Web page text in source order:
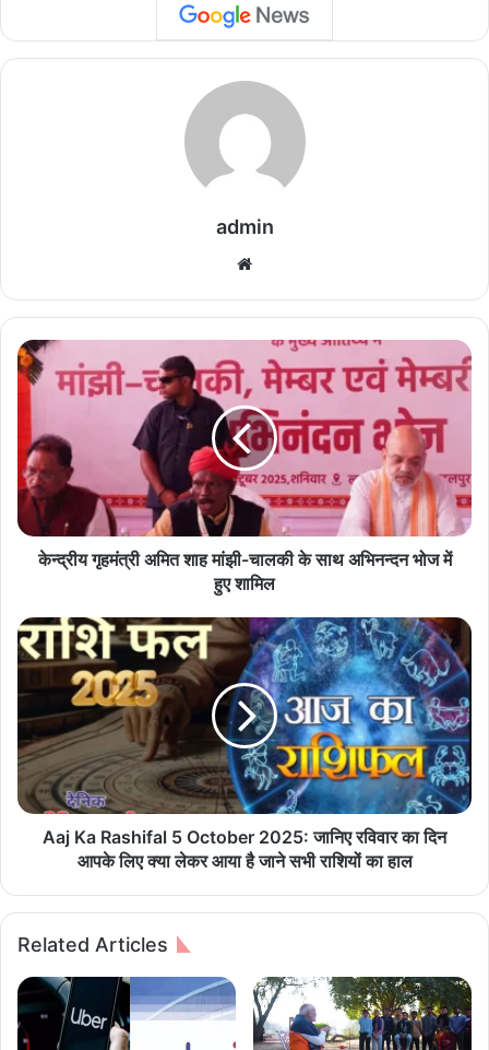
admin
te
के
न्द्री
मं
त्री
अ
मि
मां
झी
-
चा
ल
की
के
थ
न्द
भो
में
हु
ए
केन्द्रीय गृहमंत्री अमित शाह मांझी-चालकी के साथ अभिनन्दन भोज में
हुए शामिल
A
a
j
K
a
R
a
h
O
t
o
b
Aaj Ka Rashifal 5 October 2025: जानिए रविवार का दिन
आपके लिए क्या लेकर आया है जाने सभी राशियों का हाल
Related Articles